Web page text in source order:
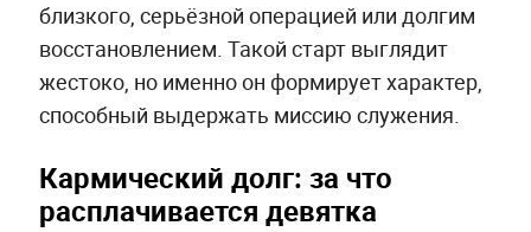
близкого, серьёзной операцией или долгим
восстановлением. Такой старт выглядит
жестоко, но именно он формирует характер,
способный выдержать миссию служения.
Кармический долг: за что
расплачивается девятка